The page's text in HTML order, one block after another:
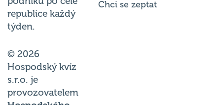
republice každý
týden.
© 2026
Hospodský kvíz
s.r.o. je
provozovatelem
Chci se zeptat